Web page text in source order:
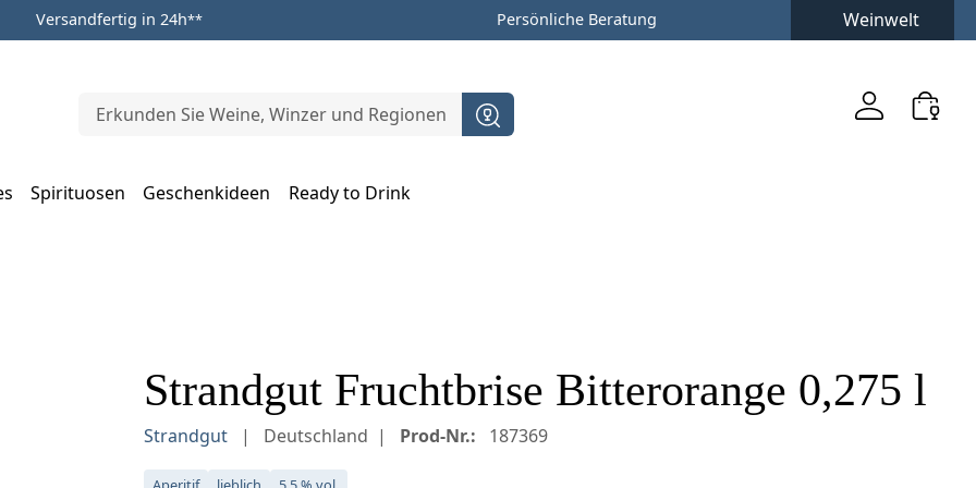
Versandfertig in 24h** Persönliche Beratung Weinwelt
Spirituosen Geschenkideen
Ready to Drink
Strandgut Fruchtbrise Bitterorange 0,275 l
Strandgut Deutschland Prod-Nr.: 187369